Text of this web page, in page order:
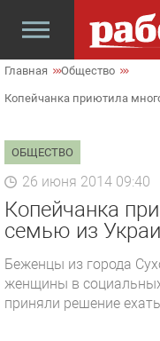
Главная Общество
Копейчанка приютила
ОБЩЕСТВО
26 июня 2014 09:40
Копейчанка
семью из
Беженцы из города
женщины в
приняли решение